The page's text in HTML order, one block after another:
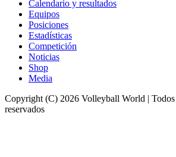
Calendario y resultados
Equipos
Posiciones
Estadísticas
Competición
Noticias
Shop
Media
Copyright (C) 2026 Volleyball World | Todos
reservados